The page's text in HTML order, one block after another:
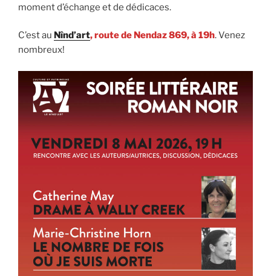
moment d’échange et de dédicaces.
C’est au Nînd’art, route de Nendaz 869, à 19h. Venez
nombreux!